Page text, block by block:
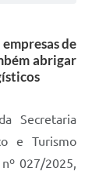
de
abrigar
Secretaria
e Turismo
027/2025,